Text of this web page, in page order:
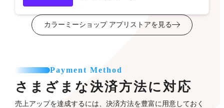
カラーミーショップ アプリストアを見る
Payment Method
さまざまな決済方法に対応
売上アップを達成するには、決済方法を豊富に用意しておく